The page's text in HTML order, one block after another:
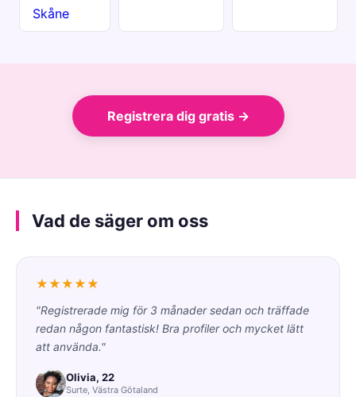
Skåne
Registrera dig gratis →
Vad de säger om oss
★★★★★
"Registrerade mig för 3 månader sedan och träffade
redan någon fantastisk! Bra profiler och mycket lätt
att använda."
Olivia, 22
Surte, Västra Götaland